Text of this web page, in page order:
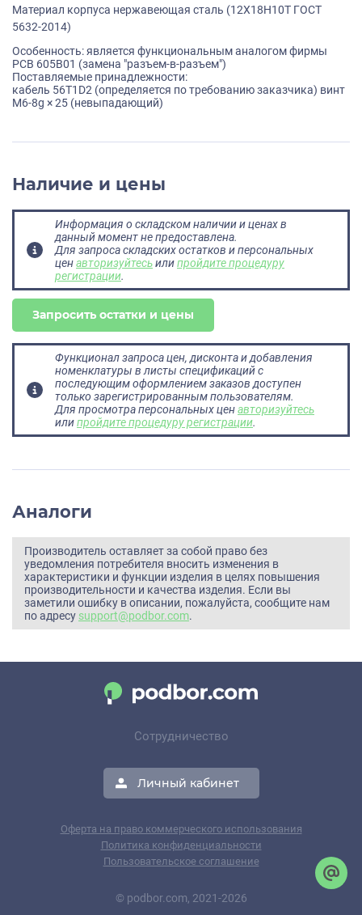
Материал корпуса нержавеющая сталь (12X18Н10Т ГОСТ
5632-2014)
Особенность: является функциональным аналогом фирмы
PCB 605B01 (замена "разъем-в-разъем")
Поставляемые принадлежности:
кабель 56T1D2 (определяется по требованию заказчика) винт
M6-8g × 25 (невыпадающий)
Наличие и цены
Информация о складском наличии и ценах в
данный момент не предоставлена.
Для запроса складских остатков и персональных
ценавторизуйтесьилипройдите процедуру
регистрации.
Запросить остатки и цены
Функционал запроса цен, дисконта и добавления
номенклатуры в листы спецификаций с
последующим оформлением заказов доступен
только зарегистрированным пользователям.
Для просмотра персональных ценавторизуйтесь
илипройдите процедуру регистрации.
Аналоги
Производитель оставляет за собой право без
уведомления потребителя вносить изменения в
характеристики и функции изделия в целях повышения
производительности и качества изделия. Если вы
заметили ошибку в описании, пожалуйста, сообщите нам
по адресу support@podbor.com.
Сотрудничество
Личный кабинет
Оферта на право коммерческого использования
Политика конфиденциальности
Пользовательское соглашение
© podbor.com, 2021-2026